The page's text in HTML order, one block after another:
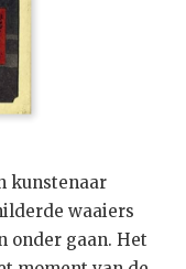
kunstenaar
waaiers
onder gaan. Het